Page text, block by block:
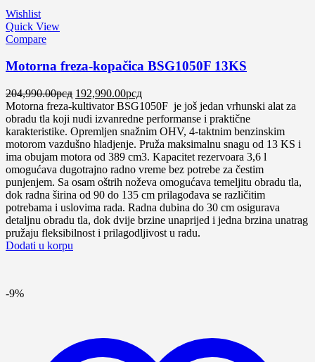
Wishlist
Quick View
Compare
Motorna freza-kopačica BSG1050F 13KS
204,990.00рсд Оригинална
цена
је
била:
204,990.00рсд.
192,990.00рсдТренутна
цена
је:
192,990.00рсд.
Motorna freza-kultivator BSG1050F je još jedan vrhunski alat za
obradu tla koji nudi izvanredne performanse i praktične
karakteristike. Opremljen snažnim OHV, 4-taktnim benzinskim
motorom vazdušno hladjenje. Pruža maksimalnu snagu od 13 KS i
ima obujam motora od 389 cm3. Kapacitet rezervoara 3,6 l
omogućava dugotrajno radno vreme bez potrebe za čestim
punjenjem. Sa osam oštrih noževa omogućava temeljitu obradu tla,
dok radna širina od 90 do 135 cm prilagođava se različitim
potrebama i uslovima rada. Radna dubina do 30 cm osigurava
detaljnu obradu tla, dok dvije brzine unaprijed i jedna brzina unatrag
pružaju fleksibilnost i prilagodljivost u radu.
Dodati u korpu
-9%